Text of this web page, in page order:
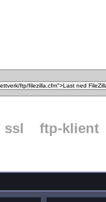
ssl
ftp-klient